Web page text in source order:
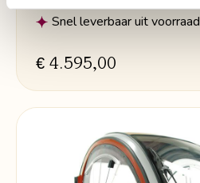
Snel leverbaar uit voorraad
€ 4.595,00